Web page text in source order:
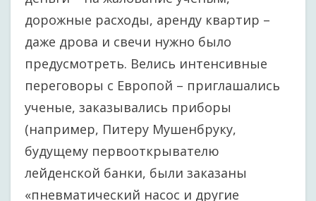
дорожные расходы, аренду квартир –
даже дрова и свечи нужно было
предусмотреть. Велись интенсивные
переговоры с Европой – приглашались
ученые, заказывались приборы
(например, Питеру Мушенбруку,
будущему первооткрывателю
лейденской банки, были заказаны
«пневматический насос и другие